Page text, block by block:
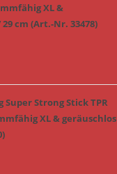
XL &
cm (Art.-Nr. 33478)
Strong Stick TPR
XL & geräuschlos